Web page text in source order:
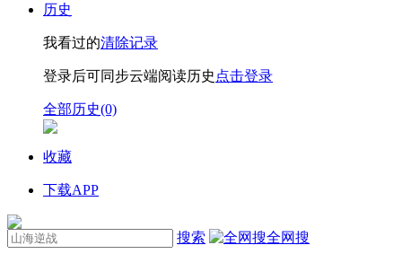
历史
我看过的清除记录
登录后可同步云端阅读历史 点击登录
全部历史(0)
收藏
下载APP
搜索 全网搜